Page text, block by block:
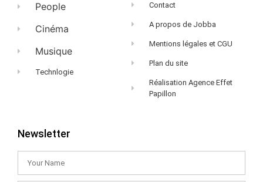
People
Cinéma
Musique
Technlogie
Contact
A propos de Jobba
Mentions légales et CGU
Plan du site
Réalisation Agence Effet
Papillon
Newsletter